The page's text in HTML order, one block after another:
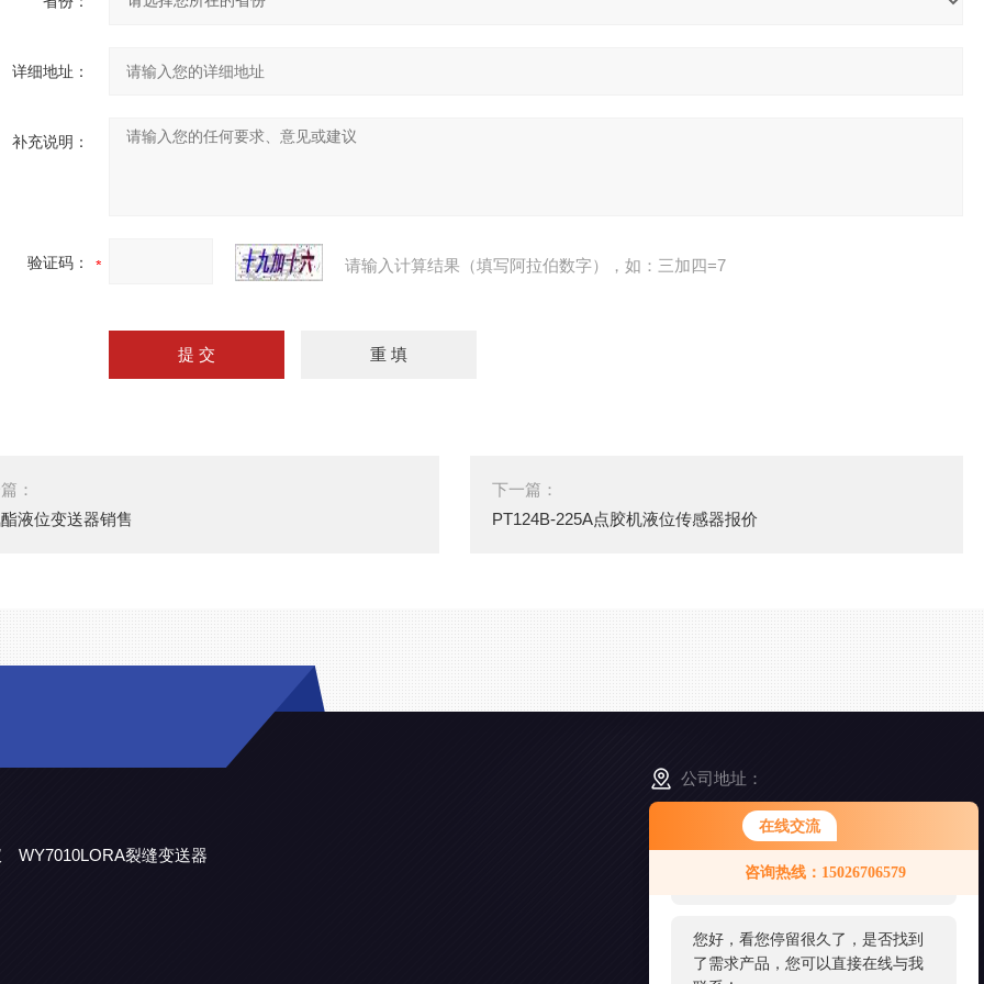
在线交流
咨询热线：15026706579
服务，请问您要咨询什么问题呢？
您好，看您停留很久了，是否找到
了需求产品，您可以直接在线与我
详细地址：
补充说明：
验证码： 请输入计算结果（填写阿拉伯数字），如：三加四=7
：
液位变送器销售
下一篇：
PT124B-225A点胶机液位传感器报价
WY7010LORA裂缝变送器
公司地址：
上海市松江区南乐路1276弄115号8号楼5-6F
添
加